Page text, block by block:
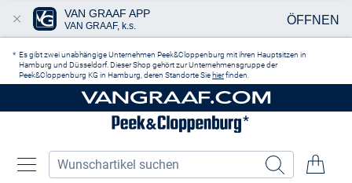
Es gibt zwei unabhängige Unternehmen Peek&Cloppenburg mit ihren Hauptsitzen in
Hamburg und Düsseldorf. Dieser Shop gehört zur Unternehmensgruppe der
Peek&Cloppenburg KG in Hamburg, deren Standorte Sie hierfinden.
VAN GRAAF APP
VAN GRAAF, k.s. ÖFFNEN